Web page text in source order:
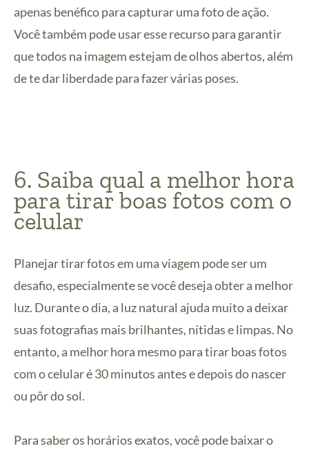
apenas benéfico para capturar uma foto de ação.
Você também pode usar esse recurso para garantir
que todos na imagem estejam de olhos abertos, além
de te dar liberdade para fazer várias poses.
6. Saiba qual a melhor hora
para tirar boas fotos com o
celular
Planejar tirar fotos em uma viagem pode ser um
desafio, especialmente se você deseja obter a melhor
luz. Durante o dia, a luz natural ajuda muito a deixar
suas fotografias mais brilhantes, nítidas e limpas. No
entanto, a melhor hora mesmo para tirar boas fotos
com o celular é 30 minutos antes e depois do nascer
ou pôr do sol.
Para saber os horários exatos, você pode baixar o